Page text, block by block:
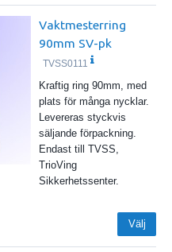
Vaktmesterring
90mm SV-pk
TVSS0111
Kraftig ring 90mm, med
plats för många nycklar.
Levereras styckvis
säljande förpackning.
Endast till TVSS,
TrioVing
Sikkerhetssenter.
Välj